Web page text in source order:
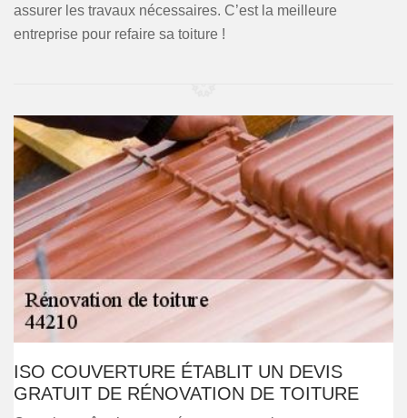
assurer les travaux nécessaires. C’est la meilleure
entreprise pour refaire sa toiture !
ISO COUVERTURE ÉTABLIT UN DEVIS
GRATUIT DE RÉNOVATION DE TOITURE